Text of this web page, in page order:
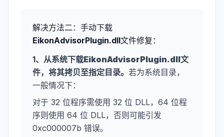
解决方法二：手动下载
EikonAdvisorPlugin.dll文件修复：
1、从系统下载EikonAdvisorPlugin.dll文
件，将其拷贝至指定目录。 若为系统目录，
一般情况下：
对于 32 位程序需使用 32 位 DLL，64 位程
序则使用 64 位 DLL，否则可能引发
0xc000007b 错误。